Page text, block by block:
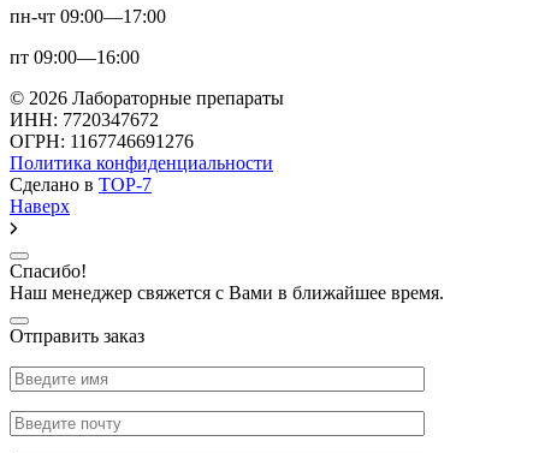
пн-чт 09:00—17:00
пт 09:00—16:00
© 2026 Лабораторные препараты
ИНН: 7720347672
ОГРН: 1167746691276
Политика конфиденциальности
Сделано в TOP-7
Наверх
Спасибо!
Наш менеджер свяжется с Вами в ближайшее время.
Отправить заказ